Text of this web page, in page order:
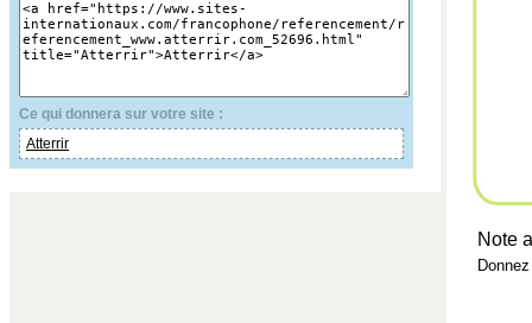
Ce qui donnera sur votre site :
Atterrir
Note